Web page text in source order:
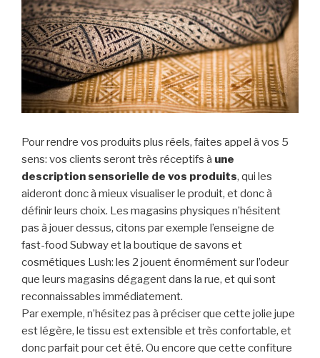
Pour rendre vos produits plus réels, faites appel à vos 5
sens: vos clients seront très réceptifs à une
description sensorielle de vos produits, qui les
aideront donc à mieux visualiser le produit, et donc à
définir leurs choix. Les magasins physiques n’hésitent
pas à jouer dessus, citons par exemple l’enseigne de
fast-food Subway et la boutique de savons et
cosmétiques Lush: les 2 jouent énormément sur l’odeur
que leurs magasins dégagent dans la rue, et qui sont
reconnaissables immédiatement.
Par exemple, n’hésitez pas à préciser que cette jolie jupe
est légère, le tissu est extensible et très confortable, et
donc parfait pour cet été. Ou encore que cette confiture